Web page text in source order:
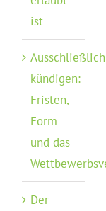
ist
kündigen:
Fristen,
Form
und das
Der